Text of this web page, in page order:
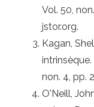
Vol. 50,
jstor.org.
Kagan,
intrinsèque.
non. 4, pp.
O'Neill,